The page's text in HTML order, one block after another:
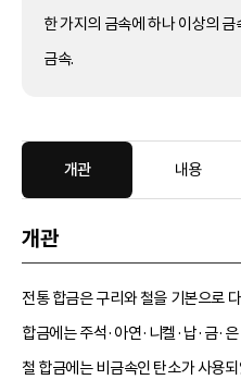
한 가지의 금속에 하나 이상의
금속.
개관 내용
개관
전통 합금은 구리와 철을 기본으로
합금에는 주석·아연·니켈·납·금·
철 합금에는 비금속인 탄소가 사용